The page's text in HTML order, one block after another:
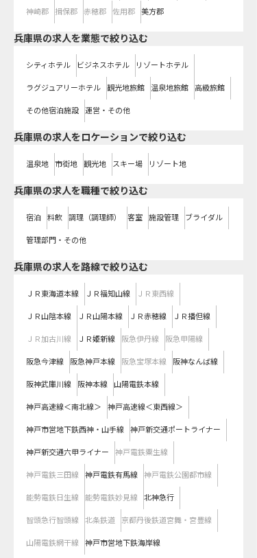
神崎郡 揖保郡 赤穂郡 佐用郡 美方郡
兵庫県の求人を業態で絞り込む
シティホテル ビジネスホテル リゾートホテル
ラグジュアリーホテル 観光地旅館 温泉地旅館 高級旅館
その他宿泊施設 運営・その他
兵庫県の求人をロケーションで絞り込む
温泉地 市街地 観光地 スキー場 リゾート地
兵庫県の求人を職種で絞り込む
宿泊 料飲 調理（調理師） 客室 施設管理 ブライダル
管理部門・その他
兵庫県の求人を路線で絞り込む
ＪＲ東海道本線 ＪＲ福知山線 ＪＲ東西線
ＪＲ山陰本線 ＪＲ山陽本線 ＪＲ赤穂線 ＪＲ播但線
ＪＲ加古川線 ＪＲ姫新線 阪急伊丹線 阪急甲陽線
阪急今津線 阪急神戸本線 阪急宝塚本線 阪神なんば線
阪神武庫川線 阪神本線 山陽電鉄本線
神戸高速線＜南北線＞ 神戸高速線＜東西線＞
神戸市営地下鉄西神・山手線 神戸新交通ポートライナー
神戸新交通六甲ライナー 神戸電鉄粟生線
神戸電鉄三田線 神戸電鉄有馬線 神戸電鉄公園都市線
能勢電鉄日生線 能勢電鉄妙見線 北神急行
智頭急行智頭線 北条鉄道 京都丹後鉄道宮舞・宮豊線
山陽電鉄網干線 神戸市営地下鉄海岸線